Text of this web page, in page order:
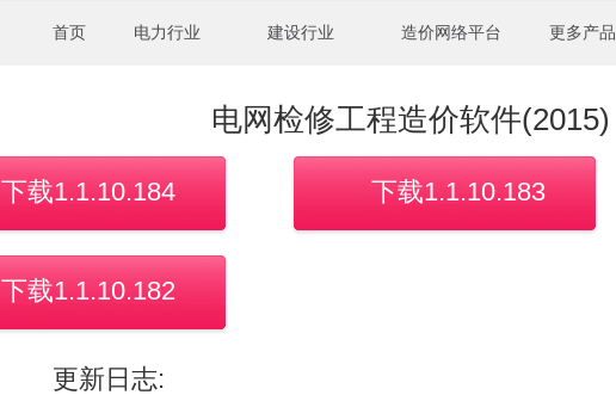
首页 电力行业 建设行业 造价网络平台 更多产品
电网检修工程造价软件(2015)
下载1.1.10.184 下载1.1.10.183
下载1.1.10.182
更新日志: